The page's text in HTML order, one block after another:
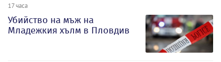
17 часа
Убийство на мъж на
Младежкия хълм в Пловдив